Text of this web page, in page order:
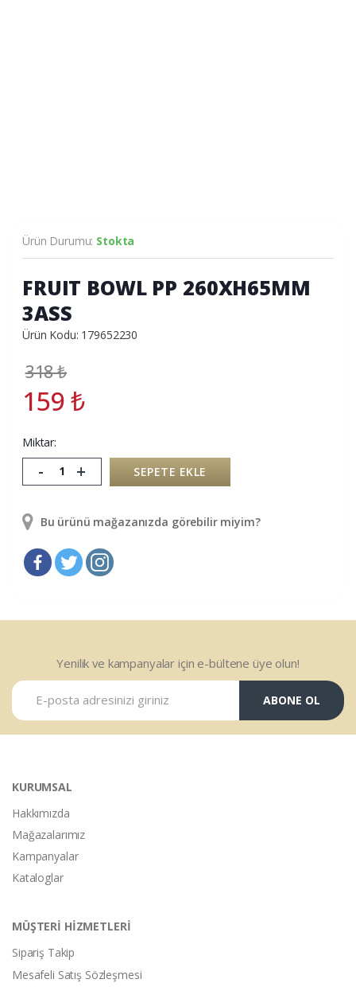
Ürün Durumu: Stokta
FRUIT BOWL PP 260XH65MM
3ASS
Ürün Kodu: 179652230
318₺
159₺
Miktar:
- + SEPETE EKLE
Bu ürünü mağazanızda görebilir miyim?
Yenilik ve kampanyalar için e-bültene üye olun!
ABONE OL
KURUMSAL
Hakkımızda
Mağazalarımız
Kampanyalar
Kataloglar
MÜŞTERİ HİZMETLERİ
Sipariş Takip
Mesafeli Satış Sözleşmesi